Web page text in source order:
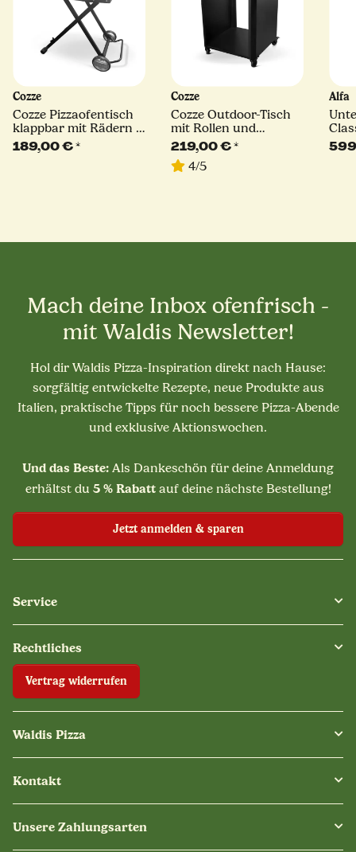
Cozze
Cozze Pizzaofentisch
klappbar mit Rädern |
schwarz
189,00 €*
Cozze
Cozze Outdoor-Tisch
mit Rollen und
Edelstahl Auszug |
Millarco
219,00 €*
4/5
Alfa
Mach deine Inbox ofenfrisch -
mit Waldis Newsletter!
Hol dir Waldis Pizza-Inspiration direkt nach Hause:
sorgfältig entwickelte Rezepte, neue Produkte aus
Italien, praktische Tipps für noch bessere Pizza-Abende
und exklusive Aktionswochen.
Und das Beste: Als Dankeschön für deine Anmeldung
erhältst du 5 % Rabattauf deine nächste Bestellung!
Jetzt anmelden & sparen
Service
Rechtliches
Vertrag widerrufen
Waldis Pizza
Kontakt
Unsere Zahlungsarten